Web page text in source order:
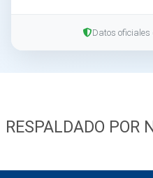
Datos
RESPALDADO POR